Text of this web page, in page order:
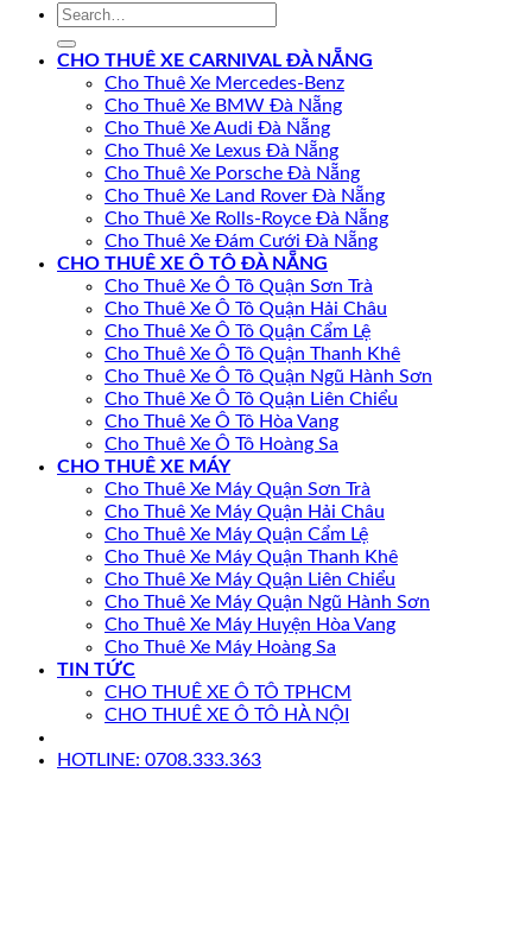
CHO THUÊ XE CARNIVAL ĐÀ NẴNG
Cho Thuê Xe Mercedes-Benz
Cho Thuê Xe BMW Đà Nẵng
Cho Thuê Xe Audi Đà Nẵng
Cho Thuê Xe Lexus Đà Nẵng
Cho Thuê Xe Porsche Đà Nẵng
Cho Thuê Xe Land Rover Đà Nẵng
Cho Thuê Xe Rolls-Royce Đà Nẵng
Cho Thuê Xe Đám Cưới Đà Nẵng
CHO THUÊ XE Ô TÔ ĐÀ NẴNG
Cho Thuê Xe Ô Tô Quận Sơn Trà
Cho Thuê Xe Ô Tô Quận Hải Châu
Cho Thuê Xe Ô Tô Quận Cẩm Lệ
Cho Thuê Xe Ô Tô Quận Thanh Khê
Cho Thuê Xe Ô Tô Quận Ngũ Hành Sơn
Cho Thuê Xe Ô Tô Quận Liên Chiểu
Cho Thuê Xe Ô Tô Hòa Vang
Cho Thuê Xe Ô Tô Hoàng Sa
CHO THUÊ XE MÁY
Cho Thuê Xe Máy Quận Sơn Trà
Cho Thuê Xe Máy Quận Hải Châu
Cho Thuê Xe Máy Quận Cẩm Lệ
Cho Thuê Xe Máy Quận Thanh Khê
Cho Thuê Xe Máy Quận Liên Chiểu
Cho Thuê Xe Máy Quận Ngũ Hành Sơn
Cho Thuê Xe Máy Huyện Hòa Vang
Cho Thuê Xe Máy Hoàng Sa
TIN TỨC
CHO THUÊ XE Ô TÔ TPHCM
CHO THUÊ XE Ô TÔ HÀ NỘI
HOTLINE: 0708.333.363